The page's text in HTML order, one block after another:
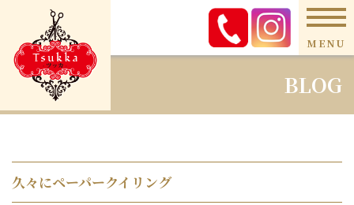
MENU
BLOG
久々にペーパークイリング